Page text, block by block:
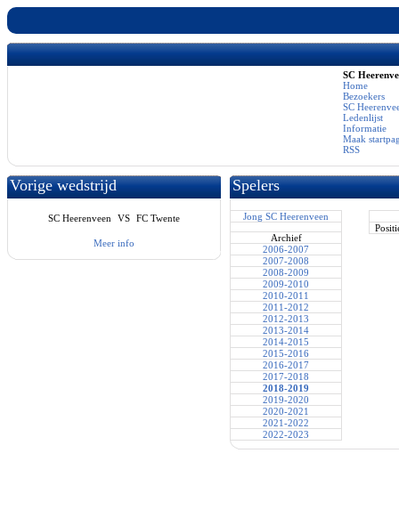
SC
Home
Bezoekers
SC
Ledenlijst
Informatie
Maak
RSS
Vorige wedstrijd
SC Heerenveen VS FC Twente
Meer info
Spelers
Jong SC Heerenveen
Archief
2006-2007
2007-2008
2008-2009
2009-2010
2010-2011
2011-2012
2012-2013
2013-2014
2014-2015
2015-2016
2016-2017
2017-2018
2018-2019
2019-2020
2020-2021
2021-2022
2022-2023